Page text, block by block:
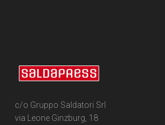
c/o Gruppo Saldatori Srl
via Leone Ginzburg, 18